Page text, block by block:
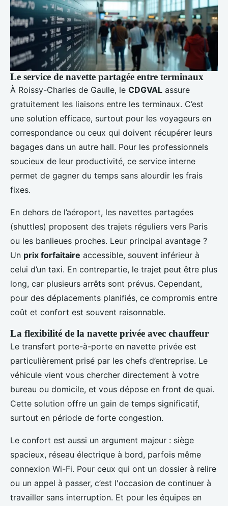
Le service de navette partagée entre terminaux
À Roissy-Charles de Gaulle, le CDGVAL assure
gratuitement les liaisons entre les terminaux. C’est
une solution efficace, surtout pour les voyageurs en
correspondance ou ceux qui doivent récupérer leurs
bagages dans un autre hall. Pour les professionnels
soucieux de leur productivité, ce service interne
permet de gagner du temps sans alourdir les frais
fixes.
En dehors de l’aéroport, les navettes partagées
(shuttles) proposent des trajets réguliers vers Paris
ou les banlieues proches. Leur principal avantage ?
Un prix forfaitaire accessible, souvent inférieur à
celui d’un taxi. En contrepartie, le trajet peut être plus
long, car plusieurs arrêts sont prévus. Cependant,
pour des déplacements planifiés, ce compromis entre
coût et confort est souvent raisonnable.
La flexibilité de la navette privée avec chauffeur
Le transfert porte-à-porte en navette privée est
particulièrement prisé par les chefs d’entreprise. Le
véhicule vient vous chercher directement à votre
bureau ou domicile, et vous dépose en front de quai.
Cette solution offre un gain de temps significatif,
surtout en période de forte congestion.
Le confort est aussi un argument majeur : siège
spacieux, réseau électrique à bord, parfois même
connexion Wi-Fi. Pour ceux qui ont un dossier à relire
ou un appel à passer, c’est l'occasion de continuer à
travailler sans interruption. Et pour les équipes en